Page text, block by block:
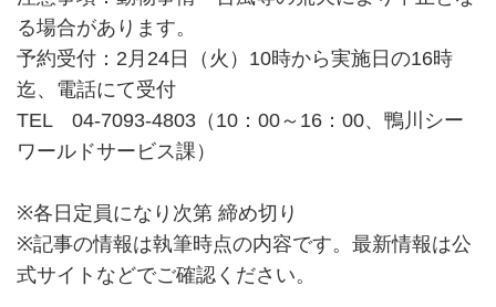
る場合があります。
予約受付：2月24日（火）10時から実施日の16時
迄、電話にて受付
TEL 04-7093-4803（10：00～16：00、鴨川シー
ワールドサービス課）
※各日定員になり次第 締め切り
※記事の情報は執筆時点の内容です。最新情報は公
式サイトなどでご確認ください。